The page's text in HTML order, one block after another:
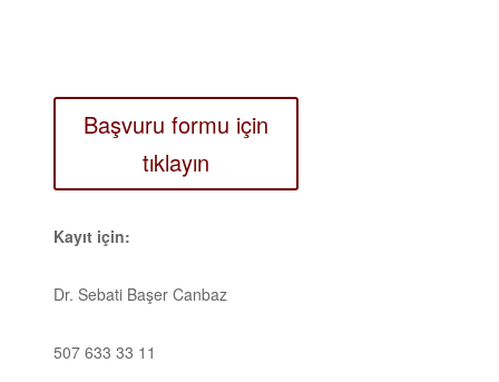
Başvuru formu için
tıklayın
Kayıt için:
Dr. Sebati Başer Canbaz
507 633 33 11